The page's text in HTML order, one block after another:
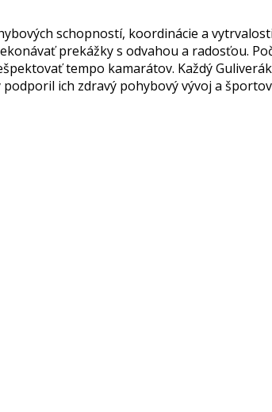
schopností, koordinácie a
prekážky s odvahou a radosťou.
tempo kamarátov. Každý
ich zdravý pohybový vývoj a